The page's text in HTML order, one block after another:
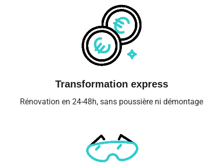
Transformation express
Rénovation en 24-48h, sans poussière ni démontage